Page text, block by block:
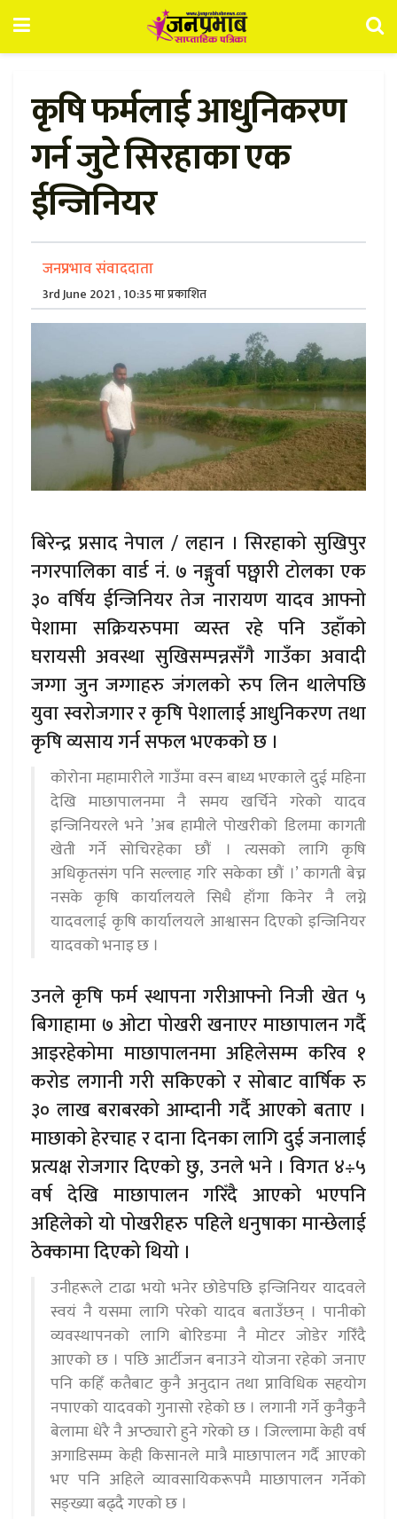
कृषि फर्मलाई आधुनिकरण
गर्न जुटे सिरहाका एक
ईन्जिनियर
जनप्रभाव संवाददाता
3rd June 2021 , 10:35 मा प्रकाशित
बिरेन्द्र प्रसाद नेपाल / लहान । सिरहाको सुखिपुर
नगरपालिका वार्ड नं. ७ नङ्गुर्वा पछ्वारी टोलका एक
३० वर्षिय ईन्जिनियर तेज नारायण यादव आफ्नो
पेशामा सक्रियरुपमा व्यस्त रहे पनि उहाँको
घरायसी अवस्था सुखिसम्पन्नसँगै गाउँका अवादी
जग्गा जुन जग्गाहरु जंगलको रुप लिन थालेपछि
युवा स्वरोजगार र कृषि पेशालाई आधुनिकरण तथा
कृषि व्यसाय गर्न सफल भएकको छ ।
कोरोना महामारीले गाउँमा वस्न बाध्य भएकाले दुई महिना
देखि माछापालनमा नै समय खर्चिने गरेको यादव
इन्जिनियरले भने ’अब हामीले पोखरीको डिलमा कागती
खेती गर्ने सोचिरहेका छौं । त्यसको लागि कृषि
अधिकृतसंग पनि सल्लाह गरि सकेका छौं ।’ कागती बेच्न
नसके कृषि कार्यालयले सिधै हाँगा किनेर नै लग्ने
यादवलाई कृषि कार्यालयले आश्वासन दिएको इन्जिनियर
यादवको भनाइ छ ।
उनले कृषि फर्म स्थापना गरीआफ्नो निजी खेत ५
बिगाहामा ७ ओटा पोखरी खनाएर माछापालन गर्दै
आइरहेकोमा माछापालनमा अहिलेसम्म करिव १
करोड लगानी गरी सकिएको र सोबाट वार्षिक रु
३० लाख बराबरको आम्दानी गर्दै आएको बताए ।
माछाको हेरचाह र दाना दिनका लागि दुई जनालाई
प्रत्यक्ष रोजगार दिएको छु, उनले भने । विगत ४÷५
वर्ष देखि माछापालन गरिँदै आएको भएपनि
अहिलेको यो पोखरीहरु पहिले धनुषाका मान्छेलाई
ठेक्कामा दिएको थियो ।
उनीहरूले टाढा भयो भनेर छोडेपछि इन्जिनियर यादवले
स्वयं नै यसमा लागि परेको यादव बताउँछन् । पानीको
व्यवस्थापनको लागि बोरिङमा नै मोटर जोडेर गरिँदै
आएको छ । पछि आर्टीजन बनाउने योजना रहेको जनाए
पनि कहिँ कतैबाट कुनै अनुदान तथा प्राविधिक सहयोग
नपाएको यादवको गुनासो रहेको छ । लगानी गर्ने कुनैकुनै
बेलामा धेरै नै अप्ठ्यारो हुने गरेको छ । जिल्लामा केही वर्ष
अगाडिसम्म केही किसानले मात्रै माछापालन गर्दै आएको
भए पनि अहिले व्यावसायिकरूपमै माछापालन गर्नेको
सङ्ख्या बढ्दै गएको छ ।